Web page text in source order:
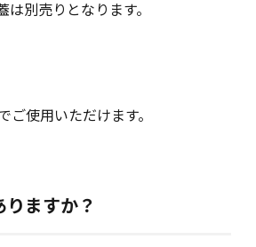
は別売りとなります。
ご使用いただけます。
ますか？